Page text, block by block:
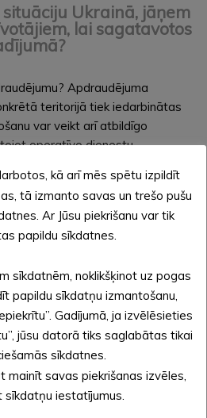
Ukrainā, jāņem
lai sagatavotos
Apdraudējuma
teritorijā tiek iedarbinātas
var veikt arī atbildīgo
operatīvo dienestu
Lai saņemtu informāciju par
plašsaziņas līdzekļos. Kā…
jaunās telpās
darbu jaunās telpās – tā
ēkā adresē “Skola”, kur
krātuve. Līdz ar to pašvaldība
pagasta pārvalde atradās līdz
kā arī mēs spētu izpildīt
tā izmanto savas un trešo pušu
Ar Jūsu piekrišanu var tik
papildu sīkdatnes.
sīkdatnēm, noklikšķinot uz pogas
papildu sīkdatņu izmantošanu,
Gadījumā, ja izvēlēsieties
jūsu datorā tiks saglabātas tikai
sīkdatnes.
mainīt savas piekrišanas izvēles,
sīkdatņu iestatījumus.